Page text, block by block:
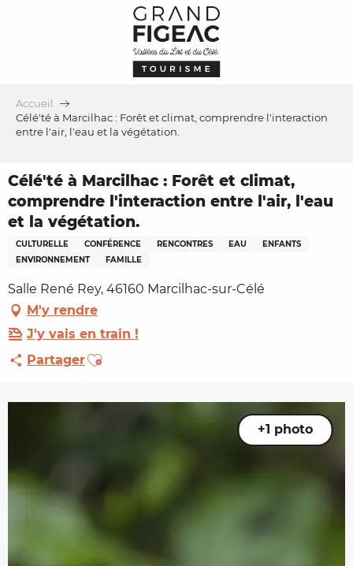
Accueil
Célé'té à Marcilhac : Forêt et climat, comprendre l'interaction
entre l'air, l'eau et la végétation.
Célé'té à Marcilhac : Forêt et climat,
comprendre l'interaction entre l'air, l'eau
et la végétation.
CULTURELLE CONFÉRENCE RENCONTRES EAU
ENFANTS
ENVIRONNEMENT
FAMILLE
Salle René Rey, 46160 Marcilhac-sur-Célé
M'y rendre
J'y vais en train !
PartagerAjouter aux favoris
+1 photo